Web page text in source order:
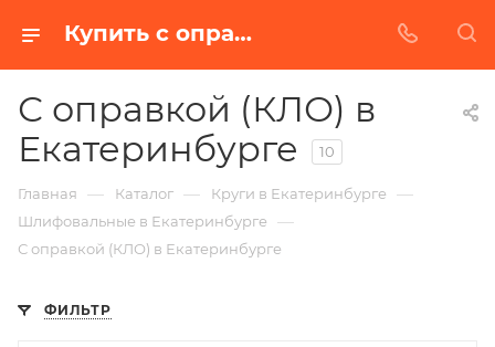
Купить с оправкой (кло) в Екатеринбурге | Низкая цена от производителя
С оправкой (КЛО) в
Екатеринбурге
10
Главная — Каталог — Круги в Екатеринбурге —
Шлифовальные в Екатеринбурге —
С оправкой (КЛО) в Екатеринбурге
ФИЛЬТР